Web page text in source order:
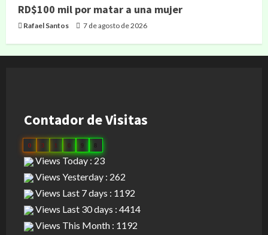
RD$100 mil por matar a una mujer
Rafael Santos 7 de agosto de 2026
Contador de Visitas
0 3 1 9
Views Today : 23
Views Yesterday : 262
Views Last 7 days : 1192
Views Last 30 days : 4414
Views This Month : 1192